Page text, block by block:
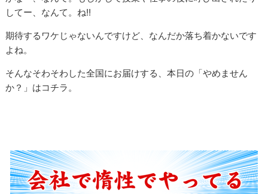
してー、なんて。ね!!
期待するワケじゃないんですけど、なんだか落ち着かないです
よね。
そんなそわそわした全国にお届けする、本日の「やめません
か？」はコチラ。